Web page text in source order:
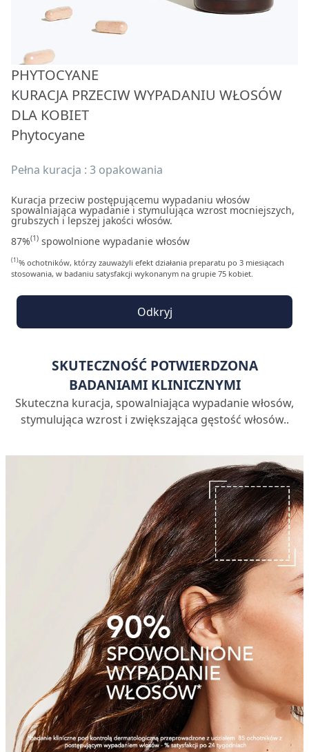
PHYTOCYANE
KURACJA PRZECIW WYPADANIU WŁOSÓW
DLA KOBIET
Phytocyane
Pełna kuracja : 3 opakowania
Kuracja przeciw postępującemu wypadaniu włosów
spowalniająca wypadanie i stymulująca wzrost mocniejszych,
grubszych i lepszej jakości włosów.
87%(1) spowolnione wypadanie włosów
(1)% ochotników, którzy zauważyli efekt działania preparatu po 3 miesiącach
stosowania, w badaniu satysfakcji wykonanym na grupie 75 kobiet.
Odkryj
SKUTECZNOŚĆ POTWIERDZONA
BADANIAMI KLINICZNYMI
Skuteczna kuracja, spowalniająca wypadanie włosów,
stymulująca wzrost i zwiększająca gęstość włosów..